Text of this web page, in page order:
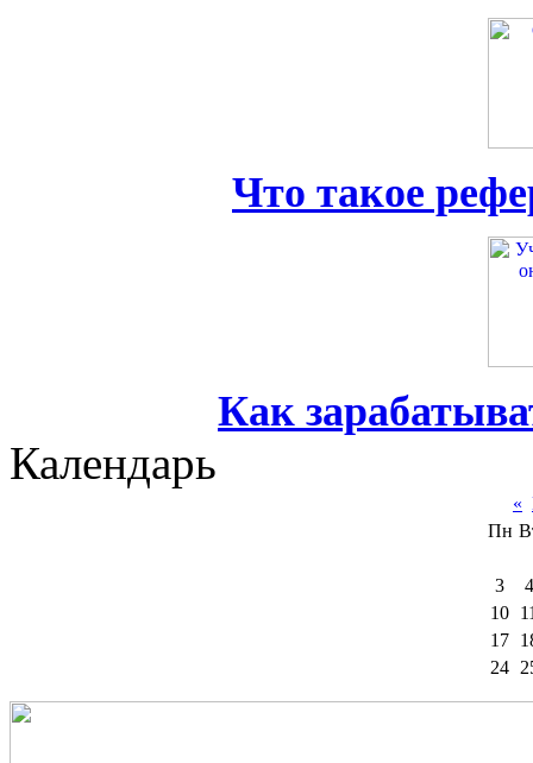
Что такое
Как
Календарь
«
Пн
3
4
10
17
24